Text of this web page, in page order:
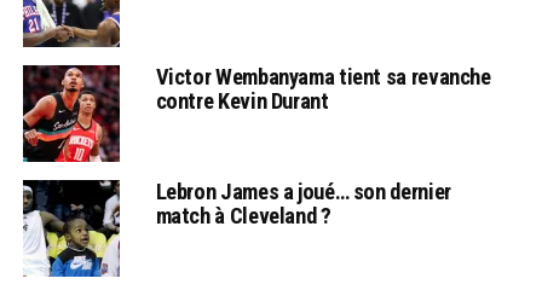
Victor Wembanyama tient sa revanche
contre Kevin Durant
Lebron James a joué… son dernier
match à Cleveland ?